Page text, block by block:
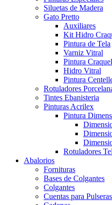
Siluetas de Madera
Gato Pretto
Auxiliares
Kit Hidro
Pintura de Tela
Varniz Vitral
Pintura
Hidro Vitral
Pintura
Rotuladores
Tintes Ebanisteria
Pinturas Acrilex
Pintura
Rotuladores
Abalorios
Fornituras
Bases de Colgantes
Colgantes
Cuentas para Pulseras